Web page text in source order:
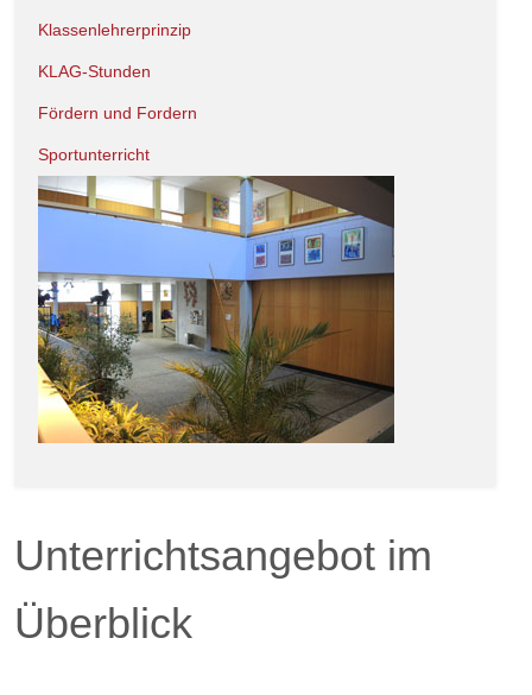
Klassenlehrerprinzip
KLAG-Stunden
Fördern und Fordern
Sportunterricht
Unterrichtsangebot im
Überblick